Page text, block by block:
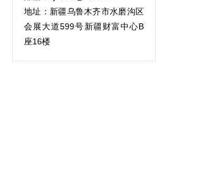
地址：新疆乌鲁木齐市水磨沟区
会展大道599号新疆财富中心B
座16楼